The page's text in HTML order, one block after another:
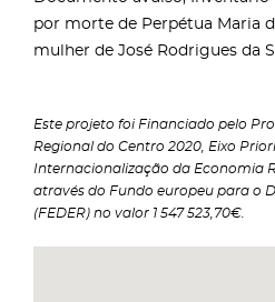
por morte de Perpétua Maria
mulher de José Rodrigues da
Este projeto foi Financiado pelo
Regional do Centro 2020, Eixo
Internacionalização da Economia
através do Fundo europeu para o
(FEDER) no valor 1 547 523,70€.